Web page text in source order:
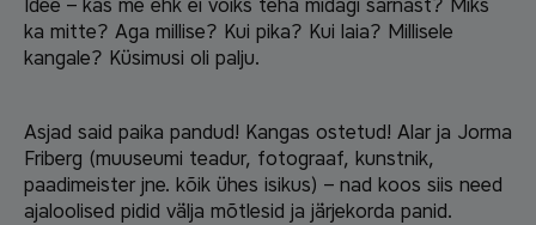
Idee – kas me ehk ei võiks teha midagi sarnast? Miks
ka mitte? Aga millise? Kui pika? Kui laia? Millisele
kangale? Küsimusi oli palju.
Asjad said paika pandud! Kangas ostetud! Alar ja Jorma
Friberg (muuseumi teadur, fotograaf, kunstnik,
paadimeister jne. kõik ühes isikus) – nad koos siis need
ajaloolised pidid välja mõtlesid ja järjekorda panid.